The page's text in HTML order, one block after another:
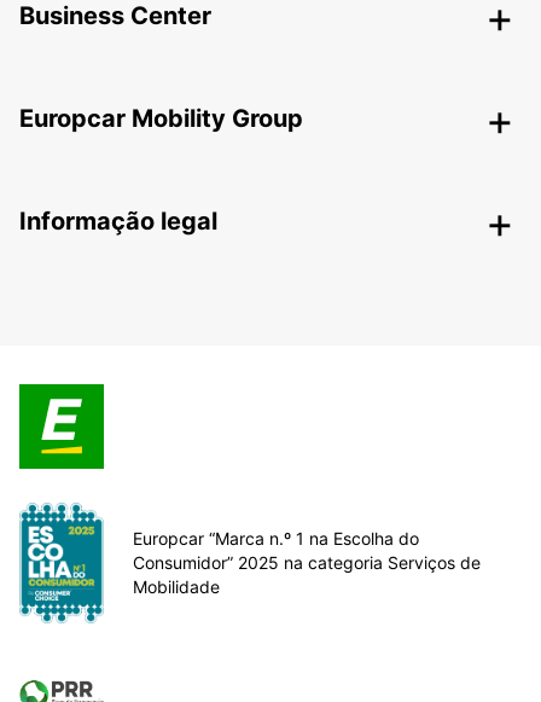
Business Center
Europcar Mobility Group
Informação legal
Europcar “Marca n.º 1 na Escolha do
Consumidor” 2025 na categoria Serviços de
Mobilidade